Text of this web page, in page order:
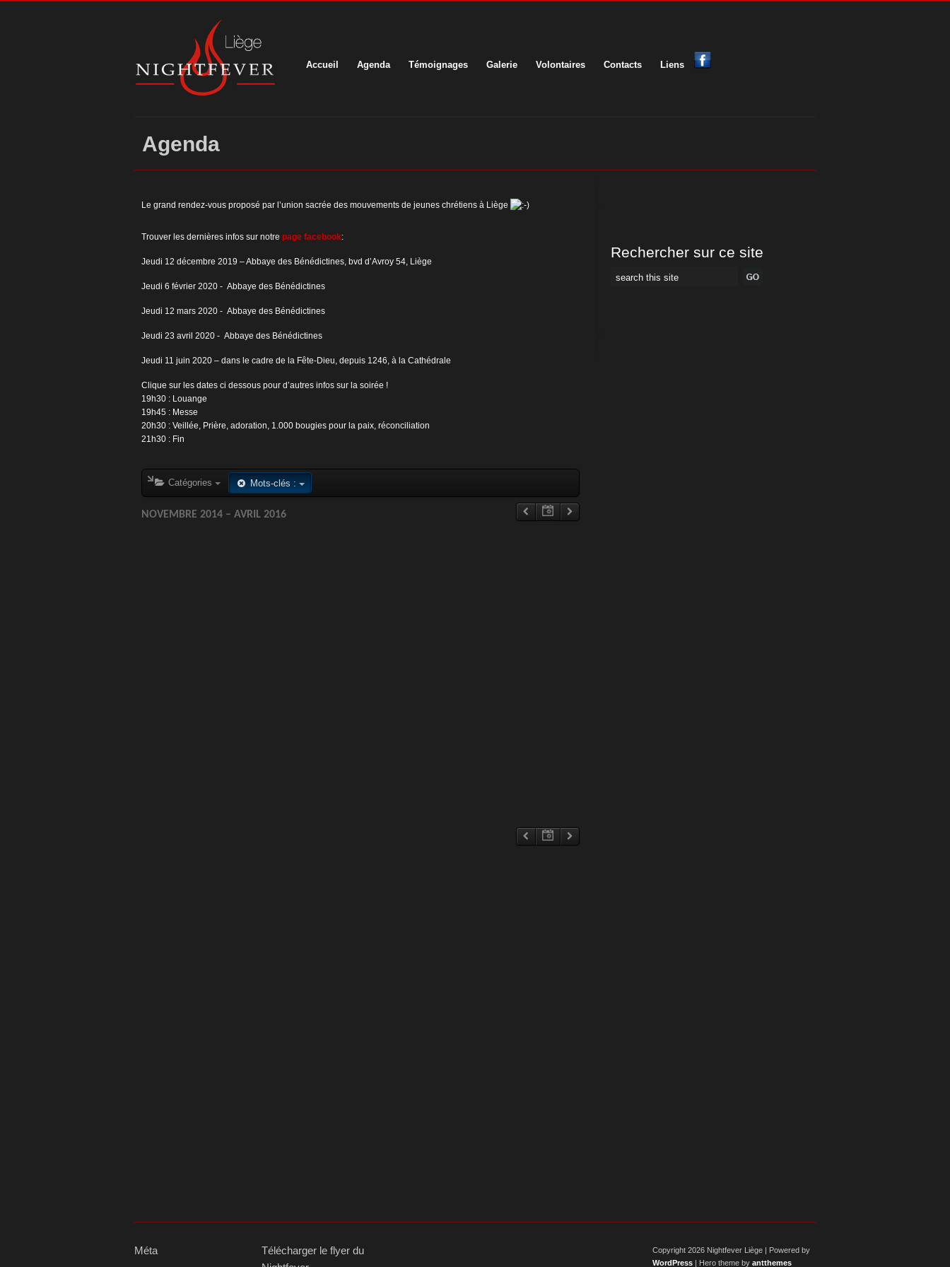
Accueil Agenda Témoignages Galerie Volontaires Contacts Liens
Agenda
Le grand rendez-vous proposé par l’union sacrée des mouvements de jeunes chrétiens à Liège
Trouver les dernières infos sur notre page facebook:
Jeudi 12 décembre 2019 – Abbaye des Bénédictines, bvd d’Avroy 54, Liège
Jeudi 6 février 2020 - Abbaye des Bénédictines
Jeudi 12 mars 2020 - Abbaye des Bénédictines
Jeudi 23 avril 2020 - Abbaye des Bénédictines
Jeudi 11 juin 2020 – dans le cadre de la Fête-Dieu, depuis 1246, à la Cathédrale
Clique sur les dates ci dessous pour d’autres infos sur la soirée !
19h30 : Louange
19h45 : Messe
20h30 : Veillée, Prière, adoration, 1.000 bougies pour la paix, réconciliation
21h30 : Fin
Catégories Mots-clés :
NOVEMBRE 2014 – AVRIL 2016
Rechercher sur ce site
Méta
Télécharger le flyer du
Copyright 2026 Nightfever Liège | Powered by
WordPress | Hero theme by antthemes